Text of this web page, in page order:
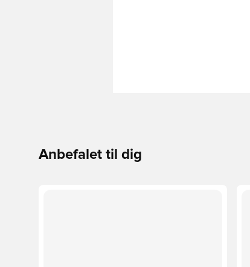
Anbefalet til dig